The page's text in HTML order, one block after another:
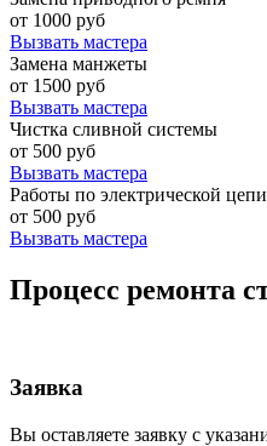
от 1000 руб
Вызвать мастера
Замена манжеты
от 1500 руб
Вызвать мастера
Чистка сливной системы
от 500 руб
Вызвать мастера
Работы по электрической цепи
от 500 руб
Вызвать мастера
Процесс ремонта
Заявка
Вы оставляете заявку с